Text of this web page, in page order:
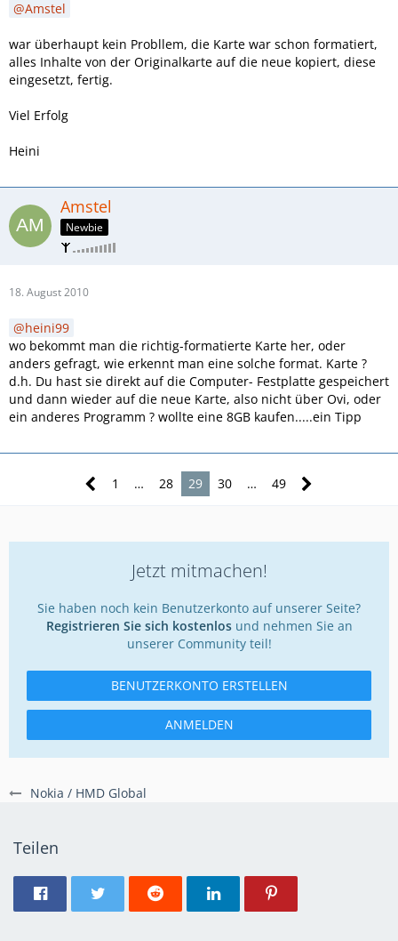
Nokia / HMD Global
Amstel
war überhaupt kein Probllem, die Karte war schon formatiert,
alles Inhalte von der Originalkarte auf die neue kopiert, diese
eingesetzt, fertig.
Viel Erfolg
Heini
Amstel
Newbie
18. August 2010
heini99
wo bekommt man die richtig-formatierte Karte her, oder
anders gefragt, wie erkennt man eine solche format. Karte ?
d.h. Du hast sie direkt auf die Computer- Festplatte gespeichert
und dann wieder auf die neue Karte, also nicht über Ovi, oder
ein anderes Programm ? wollte eine 8GB kaufen.....ein Tipp
1 … 28 29 30 … 49
Jetzt mitmachen!
Sie haben noch kein Benutzerkonto auf unserer Seite?
Registrieren Sie sich kostenlosund nehmen Sie an
unserer Community teil!
BENUTZERKONTO ERSTELLEN
ANMELDEN
Teilen